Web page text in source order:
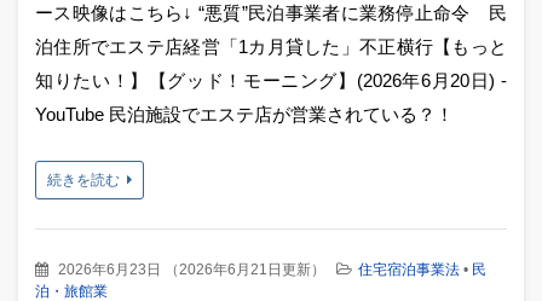
ース映像はこちら↓ “悪質”民泊事業者に業務停止命令 民
泊住所でエステ店経営「1カ月貸した」不正横行【もっと
知りたい！】【グッド！モーニング】(2026年6月20日) -
YouTube 民泊施設でエステ店が営業されている？！
続きを読む
2026年6月23日 （ 2026年6月21日更新） 住宅宿泊事業法 • 民
泊・旅館業